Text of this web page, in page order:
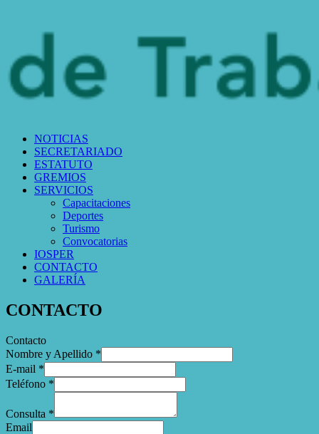
NOTICIAS
SECRETARIADO
ESTATUTO
GREMIOS
SERVICIOS
Capacitaciones
Deportes
Turismo
Convocatorias
IOSPER
CONTACTO
GALERÍA
CONTACTO
Contacto
Nombre y Apellido *
E-mail *
Teléfono *
Consulta *
Email